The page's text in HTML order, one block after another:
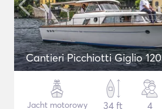
Cantieri Picchiotti Giglio 120
Jacht motorowy
34 ft
4